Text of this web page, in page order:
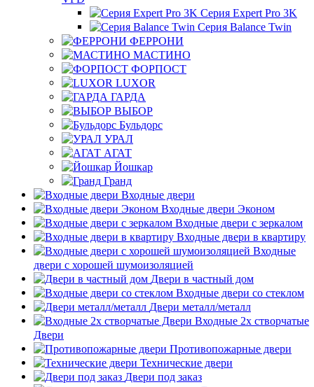
Серия Expert Pro 3K
Серия Balance Twin
ФЕРРОНИ
МАСТИНО
ФОРПОСТ
LUXOR
ГАРДА
ВЫБОР
Бульдорс
УРАЛ
АГАТ
Йошкар
Гранд
Входные двери
Входные двери Эконом
Входные двери с зеркалом
Входные двери в квартиру
Входные
двери с хорошей шумоизоляцией
Двери в частный дом
Входные двери со стеклом
Двери металл/металл
Входные 2х створчатые
Двери
Противопожарные двери
Технические двери
Двери под заказ